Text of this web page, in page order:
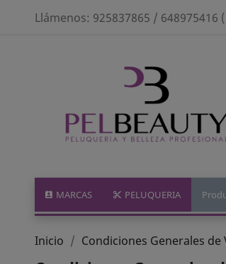
Llámenos: 925837865 / 648975416
MARCAS PELUQUERIA
Inicio Condiciones Generales de